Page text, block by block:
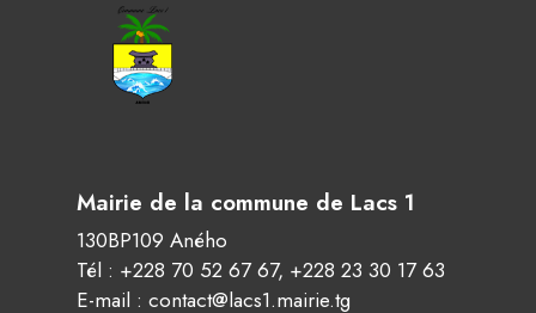
Mairie de la commune de Lacs 1
130BP109 Aného
Tél : +228 70 52 67 67, +228 23 30 17 63
E-mail : contact@lacs1.mairie.tg